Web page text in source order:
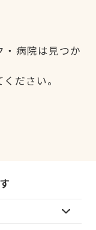
・病院は見つか
ださい。